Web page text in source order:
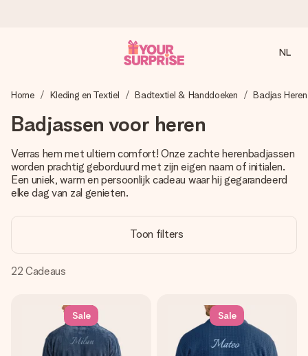
We maken jouw cadeau met zorg en zorgen dat het
het juiste moment, wanneer het het meeste betekent.
4,8 (gebaseerd op +8.000 reviews)
ons met een 4,7 op Google Reviews
Gratis wenskaartje
jullie foto of een boodschap die raakt. Zonder gedoe, maar
met alle aandacht voor het moment.
NL
Home Kleding en Textiel Badtextiel & Handdoeken Badjas Heren
Badjassen voor heren
Verras hem met ultiem comfort! Onze zachte herenbadjassen
worden prachtig geborduurd met zijn eigen naam of initialen.
Een uniek, warm en persoonlijk cadeau waar hij gegarandeerd
elke dag van zal genieten.
Toon filters
22 Cadeaus
Sale Sale